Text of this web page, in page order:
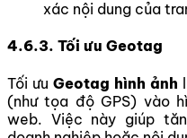
xác nội dung của
4.6.3. Tối ưu Geotag
Tối ưu Geotag hình ảnh
(như tọa độ GPS) vào
web. Việc này giúp